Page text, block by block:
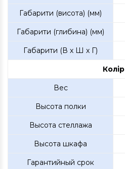
Габарити (висота) (мм)
Габарити (глибина) (мм)
Габарити (В х Ш х Г)
Колір
Вес
Высота полки
Высота стеллажа
Высота шкафа
Гарантийный срок